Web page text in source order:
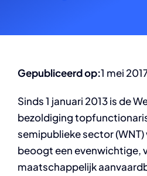
Gepubliceerd op:1 mei
Sinds 1 januari 2013 is de
bezoldiging
semipublieke sector (WNT)
beoogt een evenwichtige,
maatschappelijk